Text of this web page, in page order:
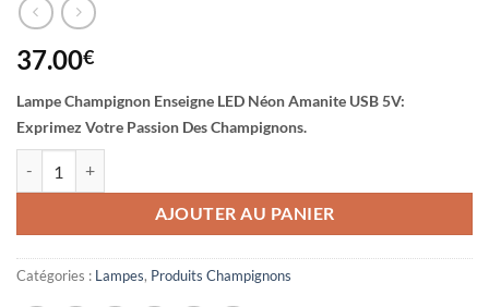
37.00€
Lampe Champignon Enseigne LED Néon Amanite USB 5V:
Exprimez Votre Passion Des Champignons.
AJOUTER AU PANIER
Catégories : Lampes, Produits Champignons